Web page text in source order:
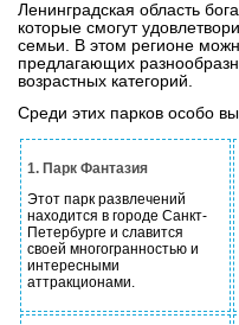
Ленинградская область
которые смогут
семьи. В этом регионе
предлагающих
возрастных категорий.
Среди этих парков особо
1. Парк Фантазия
Этот парк развлечений
находится в городе Санкт-
Петербурге и славится
своей многогранностью и
интересными
аттракционами.